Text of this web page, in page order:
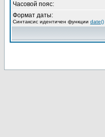
Часовой пояс:
Формат даты:
Синтаксис идентичен функции date()